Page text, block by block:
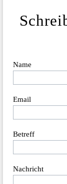
Name
Email
Betreff
Nachricht